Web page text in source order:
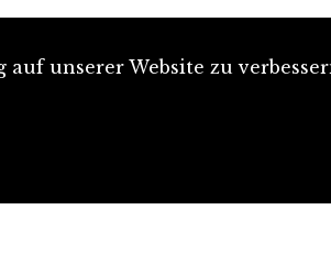
unserer Website zu